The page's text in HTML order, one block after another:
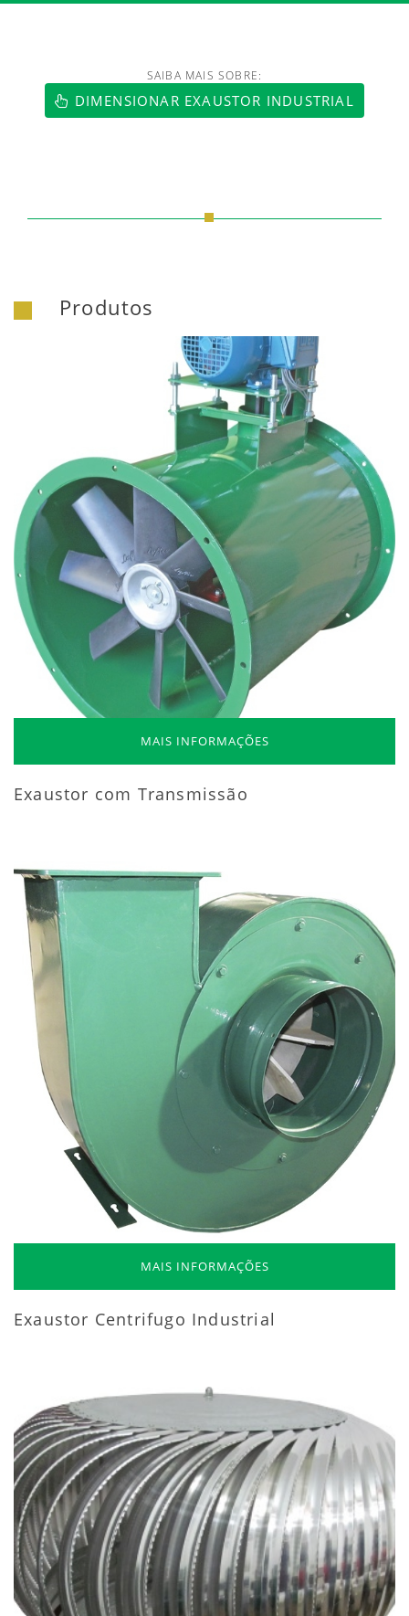
https://www.luftmaxi.com.br/
SAIBA MAIS SOBRE:
DIMENSIONAR EXAUSTOR INDUSTRIAL
Produtos
MAIS INFORMAÇÕES
Exaustor com Transmissão
MAIS INFORMAÇÕES
Exaustor Centrifugo Industrial